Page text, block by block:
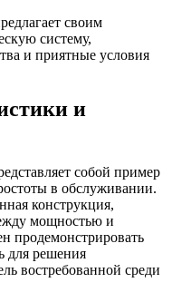
своим
систему,
и приятные условия
и
собой пример
в обслуживании.
конструкция,
мощностью и
продемонстрировать
для решения
востребованной среди